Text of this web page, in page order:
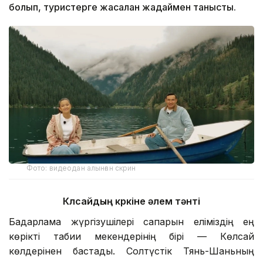
болып, туристерге жасалған жағдаймен танысты.
Фото: видеодан алынған скрин
Көлсайдың көркіне әлем тәнті
Бағдарлама жүргізушілері сапарын еліміздің ең
көрікті табиғи мекендерінің бірі — Көлсай
көлдерінен бастады. Солтүстік Тянь-Шаньның